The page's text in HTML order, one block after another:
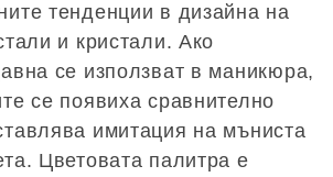
тенденции в дизайна на
и кристали. Ако
се използват в маникюра,
се появиха сравнително
имитация на мъниста
Цветовата палитра е